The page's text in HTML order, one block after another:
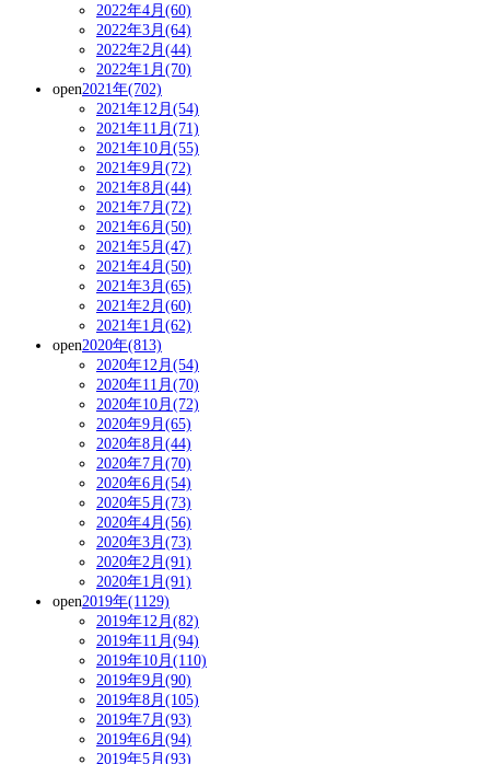
2022年4月(60)
2022年3月(64)
2022年2月(44)
2022年1月(70)
open2021年(702)
2021年12月(54)
2021年11月(71)
2021年10月(55)
2021年9月(72)
2021年8月(44)
2021年7月(72)
2021年6月(50)
2021年5月(47)
2021年4月(50)
2021年3月(65)
2021年2月(60)
2021年1月(62)
open2020年(813)
2020年12月(54)
2020年11月(70)
2020年10月(72)
2020年9月(65)
2020年8月(44)
2020年7月(70)
2020年6月(54)
2020年5月(73)
2020年4月(56)
2020年3月(73)
2020年2月(91)
2020年1月(91)
open2019年(1129)
2019年12月(82)
2019年11月(94)
2019年10月(110)
2019年9月(90)
2019年8月(105)
2019年7月(93)
2019年6月(94)
2019年5月(93)